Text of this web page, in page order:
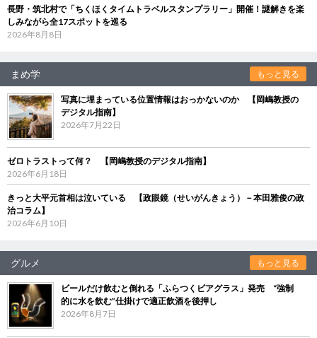
長野・筑北村で「ちくほくタイムトラベルスタンプラリー」開催！謎解きを楽
しみながら全17スポットを巡る
2026年8月8日
まめ学 もっと見る
写真に埋まっている位置情報はおっかないのか 【岡嶋教授の
デジタル指南】
2026年7月22日
ゼロトラストって何？ 【岡嶋教授のデジタル指南】
2026年6月18日
きっと大平元首相は泣いている 【政眼鏡（せいがんきょう）－本田雅俊の政
治コラム】
2026年6月10日
グルメ もっと見る
ビールだけ飲むと倒れる「ふらつくビアグラス」発売 “強制
的に水を飲む”仕掛けで適正飲酒を後押し
2026年8月7日